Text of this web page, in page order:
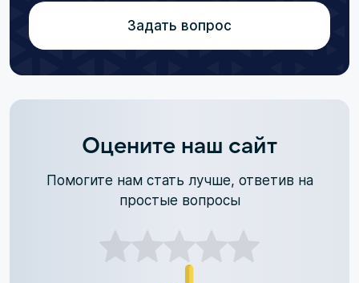
Задать вопрос
Оцените наш сайт
Помогите нам стать лучше, ответив на
простые вопросы